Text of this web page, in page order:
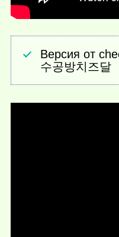
Версия от
수공방치즈달